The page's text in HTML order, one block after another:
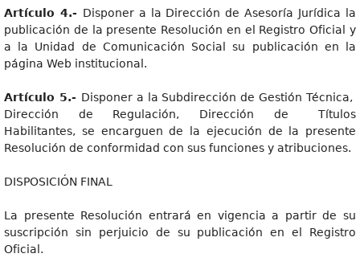
Artículo 4.- Disponer a la Dirección de Asesoría Jurídica la
publicación de la presente Resolución en el Registro Oficial y
a la Unidad de Comunicación Social su publicación en la
página Web institucional.
Artículo 5.- Disponer a la Subdirección de Gestión Técnica,
Dirección de Regulación, Dirección de Títulos
Habilitantes, se encarguen de la ejecución de la presente
Resolución de conformidad con sus funciones y atribuciones.
DISPOSICIÓN FINAL
La presente Resolución entrará en vigencia a partir de su
suscripción sin perjuicio de su publicación en el Registro
Oficial.